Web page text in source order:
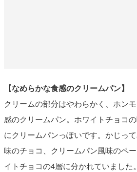
【なめらかな食感のクリームパン】
クリームの部分はやわらかく、ホン
感のクリームパン。ホワイトチョコ
にクリームパンっぽいです。かじっ
味のチョコ、クリームパン風味のペ
イトチョコの4層に分かれていました